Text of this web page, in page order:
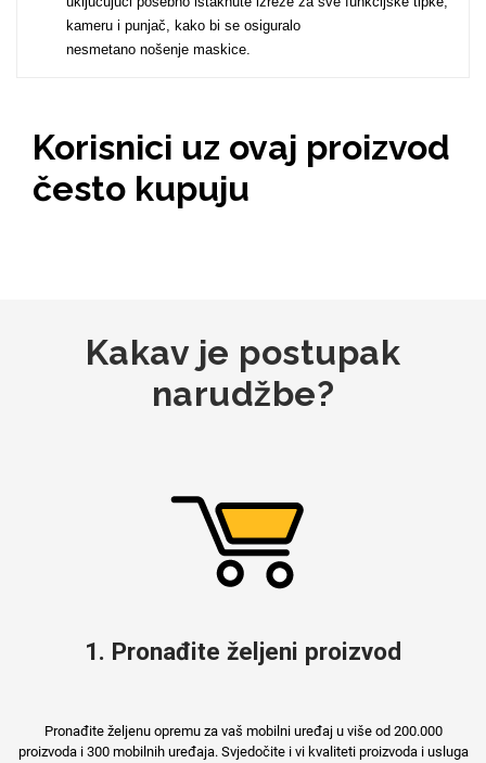
kameru i punjač, kako bi se osiguralo
nesmetano nošenje maskice.
Korisnici uz ovaj proizvod
često kupuju
Kakav je postupak
narudžbe?
1. Pronađite željeni proizvod
Pronađite željenu opremu za vaš mobilni uređaj u više od 200.000
proizvoda i 300 mobilnih uređaja. Svjedočite i vi kvaliteti proizvoda i usluga